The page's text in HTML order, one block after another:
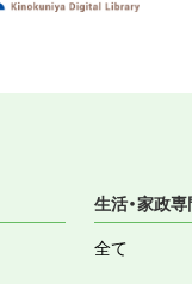
生活・家政
全て